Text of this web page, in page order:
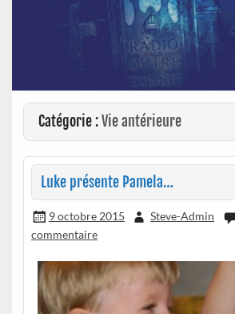
Catégorie :Vie antérieure
Luke présente Pamela…
9 octobre 2015 Steve-Admin
commentaire